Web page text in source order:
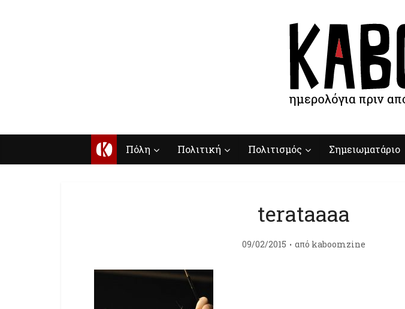
Κ Πόλη Πολιτική Πολιτισμός Σημειωματάριο
terataaaa
09/02/2015 από kaboomzine